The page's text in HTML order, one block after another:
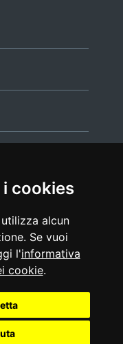
cookies
alcun
Se vuoi
l'informativa
cookie.
feedback